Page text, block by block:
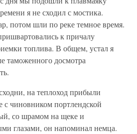
я не сходил с мостика.
потом шли по реке темное время.
к причалу
топлива. В общем, устал я
таможенного досмотра
на теплоход прибыли
с чиновником портлендской
со шрамом на щеке и
глазами, он напоминал немца.